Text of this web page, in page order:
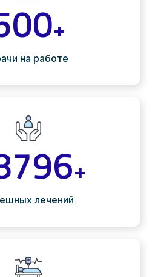
+
на работе
+
лечений